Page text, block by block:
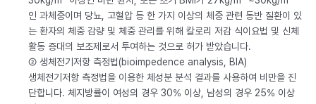
인 과체중이며 당뇨, 고혈압 등 한 가지 이상의 체중 관련 동반 질환이 있
는 환자의 체중 감량 및 체중 관리를 위해 칼로리 저감 식이요법 및 신체
활동 증대의 보조제로서 투여하는 것으로 허가 받았습니다.
② 생체전기저항 측정법(bioimpedence analysis, BIA)
생체전기저항 측정법을 이용한 체성분 분석 결과를 사용하여 비만을 진
단합니다. 체지방률이 여성의 경우 30% 이상, 남성의 경우 25% 이상